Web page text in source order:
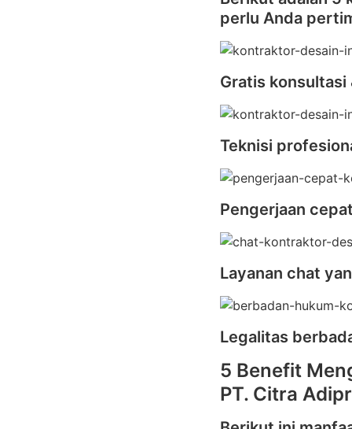
perlu Anda
Gratis konsultasi
Teknisi
Pengerjaan
Layanan chat
Legalitas
5 Benefit
PT. Citra